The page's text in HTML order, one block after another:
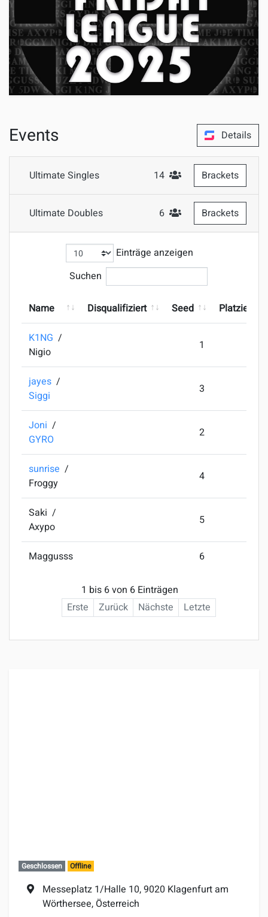
Events Details
Ultimate Singles
14
#Teilnehmer
Brackets
Ultimate Doubles
6
#Teilnehmer
Brackets
Einträge anzeigen
Suchen
Name Disqualifiziert Seed Platzierung
K1NG /
Nigio
1
jayes /
Siggi
3
Joni /
GYRO
2
sunrise /
Froggy
4
Saki /
Axypo
5
Maggusss 6
1 bis 6 von 6 Einträgen
Erste
Zurück Nächste Letzte
Geschlossen Offline
Ort:
Messeplatz 1/Halle 10, 9020 Klagenfurt am
Wörthersee, Österreich